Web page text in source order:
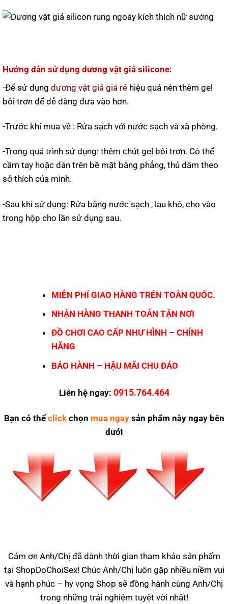
Hướng dẫn sử dụng dương vật giả silicone:
-Để sử dụng dương vật giả giá rẻ hiệu quả nên thêm gel
bôi trơn để dễ dàng đưa vào hơn.
-Trước khi mua về : Rửa sạch với nước sạch và xà phòng.
-Trong quá trình sử dụng: thêm chút gel bôi trơn. Có thể
cầm tay hoặc dán trên bề mặt bằng phẳng, thủ dâm theo
sở thích của mình.
-Sau khi sử dụng: Rửa bằng nước sạch , lau khô, cho vào
trong hộp cho lần sử dụng sau.
MIỄN PHÍ GIAO HÀNG TRÊN TOÀN QUỐC.
NHẬN HÀNG THANH TOÁN TẬN NƠI
ĐỒ CHƠI CAO CẤP NHƯ HÌNH – CHÍNH
HÃNG
BẢO HÀNH – HẬU MÃI CHU ĐÁO
Liên hệ ngay: 0915.764.464
Bạn có thể clickchọn mua ngaysản phẩm này ngay bên
dưới
Cảm ơn Anh/Chị đã dành thời gian tham khảo sản phẩm
tại ShopDoChoiSex! Chúc Anh/Chị luôn gặp nhiều niềm vui
và hạnh phúc – hy vọng Shop sẽ đồng hành cùng Anh/Chị
trong những trải nghiệm tuyệt vời nhất!